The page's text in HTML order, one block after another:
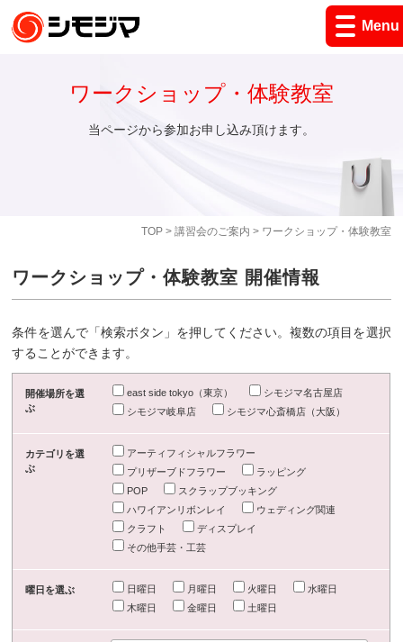
Menu
TOP> 講習会のご案内 > ワークショップ・体験教室
ワークショップ・体験教室
当ページから参加お申し込み頂けます。
ワークショップ・体験教室 開催情報
条件を選んで「検索ボタン」を押してください。複数の項目を選択
することができます。
開催場所を選
ぶ
east side tokyo（東京）
シモジマ名古屋店
シモジマ岐阜店
シモジマ心斎橋店（大阪）
カテゴリを選
ぶ
アーティフィシャルフラワー
プリザーブドフラワー
ラッピング
POP
スクラップブッキング
ハワイアンリボンレイ
ウェディング関連
クラフト
ディスプレイ
その他手芸・工芸
曜日を選ぶ 日曜日 月曜日 火曜日
水曜日
木曜日
金曜日 土曜日